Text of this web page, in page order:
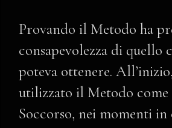
Provando il Metodo ha
consapevolezza di quello
poteva ottenere.
utilizzato il Metodo
Soccorso, nei momenti in